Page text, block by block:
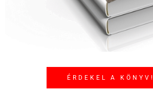
ÉRDEKEL A KÖNYV!